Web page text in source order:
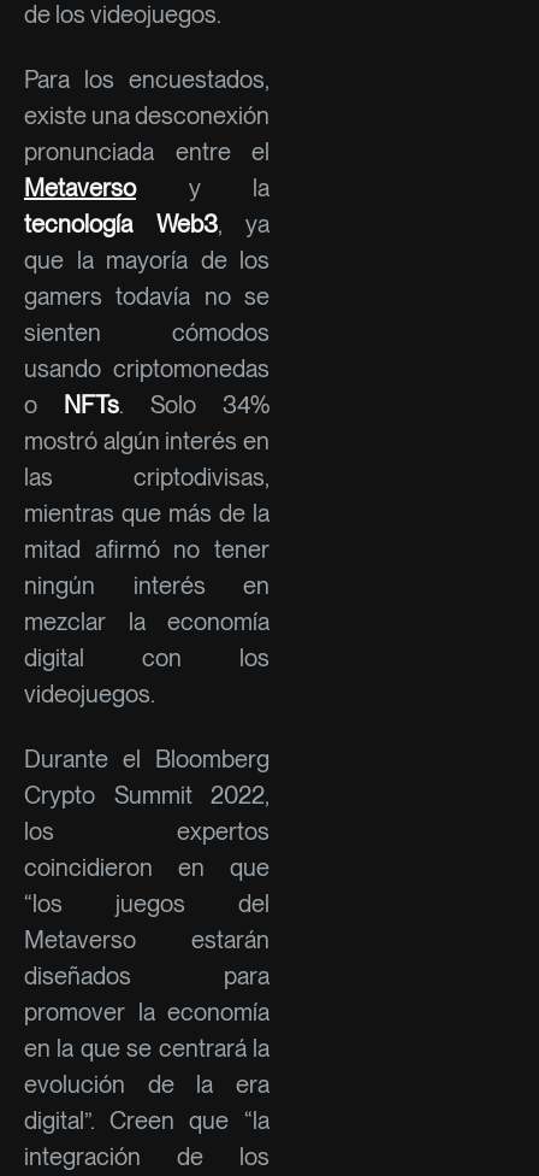
de los videojuegos.
Para los encuestados,
existe una desconexión
pronunciada entre el
Metaversoy la
tecnología Web3, ya
que la mayoría de los
gamers todavía no se
sienten cómodos
usando criptomonedas
o NFTs. Solo 34%
mostró algún interés en
las criptodivisas,
mientras que más de la
mitad afirmó no tener
ningún interés en
mezclar la economía
digital con los
videojuegos.
Durante el Bloomberg
Crypto Summit 2022,
los expertos
coincidieron en que
“los juegos del
Metaverso estarán
diseñados para
promover la economía
en la que se centrará la
evolución de la era
digital”. Creen que “la
integración de los